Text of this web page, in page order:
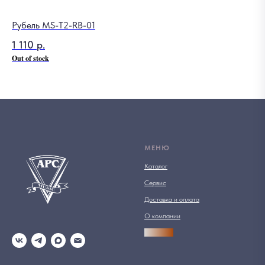
Рубель MS-T2-RB-01
1 110 р.
Out of stock
МЕНЮ
Каталог
Сервис
Доставка и оплата
О компании